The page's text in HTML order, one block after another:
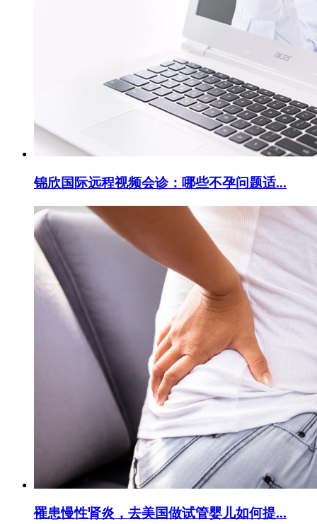
锦欣国际远程视频会诊：哪些不孕问题适...
罹患慢性肾炎，去美国做试管婴儿如何提...